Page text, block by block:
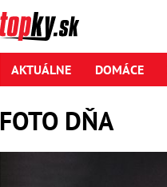
AKTUÁLNE DOMÁCE
FOTO DŇA